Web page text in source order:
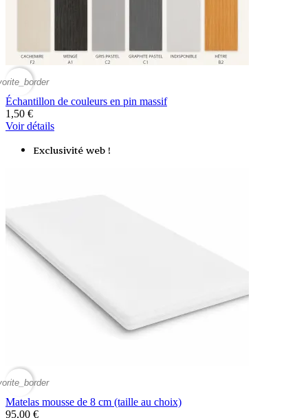
Échantillon de couleurs en pin massif
1,50 €
Voir détails
Exclusivité web !
Matelas mousse de 8 cm (taille au choix)
95,00 €